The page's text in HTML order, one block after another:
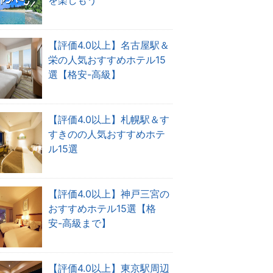
【評価4.0以上】名古屋駅＆
栄の人気おすすめホテル15
選【格安-高級】
【評価4.0以上】札幌駅＆す
すきのの人気おすすめホテ
ル15選
【評価4.0以上】神戸三宮の
おすすめホテル15選【格
安-高級まで】
【評価4.0以上】東京駅周辺